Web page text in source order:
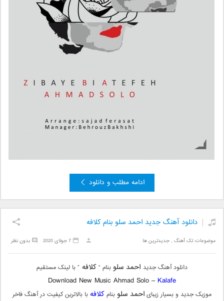
ادامه مطلب و دانلود
دانلود آهنگ جدید احمد سلو بنام کلافه
موضوعات:تک آهنگ ,جدیدترین ها بدون نظر 7 جولای 2020
دانلود آهنگ جدید احمد سلو بنام “کلافه ” با لینک مستقیم
Download New Music Ahmad Solo – Kalafe
موزیک جدید و بسیار زیبایاحمد سلو بنام کلافهبا بالاترین کیفیت در آهنگ فاخر